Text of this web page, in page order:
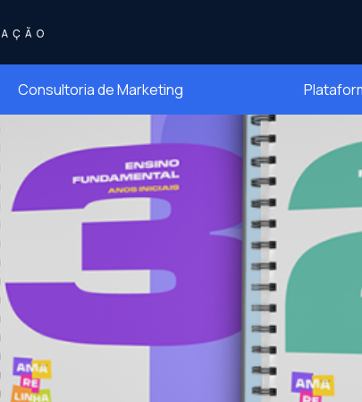
Consultoria de Marketing